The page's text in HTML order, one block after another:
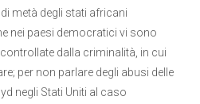
metà degli stati africani
nei paesi democratici vi sono
dalla criminalità, in cui
per non parlare degli abusi delle
negli Stati Uniti al caso